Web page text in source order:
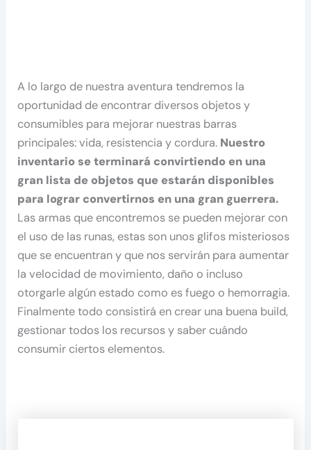
A lo largo de nuestra aventura tendremos la
oportunidad de encontrar diversos objetos y
consumibles para mejorar nuestras barras
principales: vida, resistencia y cordura. Nuestro
inventario se terminará convirtiendo en una
gran lista de objetos que estarán disponibles
para lograr convertirnos en una gran guerrera.
Las armas que encontremos se pueden mejorar con
el uso de las runas, estas son unos glifos misteriosos
que se encuentran y que nos servirán para aumentar
la velocidad de movimiento, daño o incluso
otorgarle algún estado como es fuego o hemorragia.
Finalmente todo consistirá en crear una buena build,
gestionar todos los recursos y saber cuándo
consumir ciertos elementos.